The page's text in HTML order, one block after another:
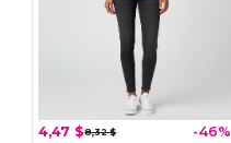
4,47 $8,32 $ -46%